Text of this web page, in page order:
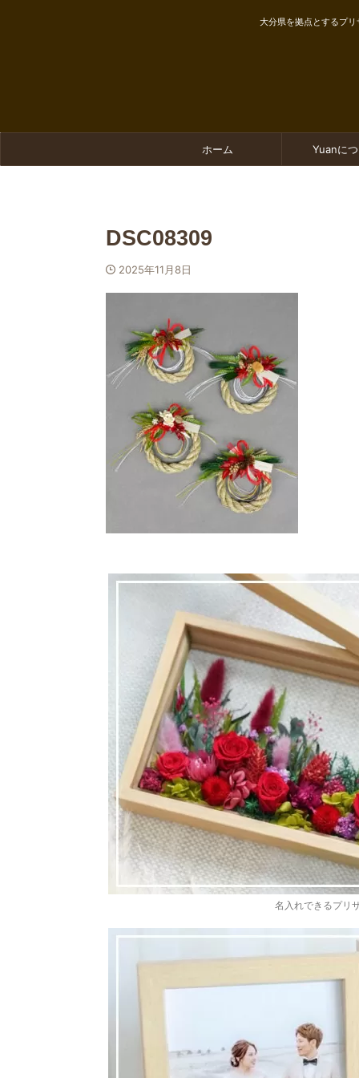
大分県を拠点とするプ
ホーム Yuanに
DSC08309
2025年11月8日
名入れできるプリ